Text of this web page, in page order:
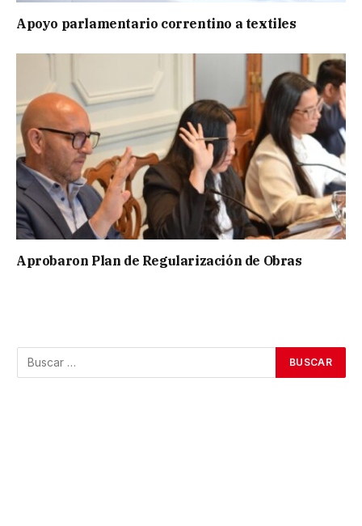
Apoyo parlamentario correntino a textiles
Aprobaron Plan de Regularización de Obras